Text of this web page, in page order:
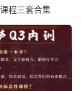
程三套合集